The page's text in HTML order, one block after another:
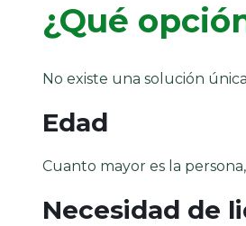
¿Qué
No existe una solución
Edad
Cuanto mayor es la
Necesidad de